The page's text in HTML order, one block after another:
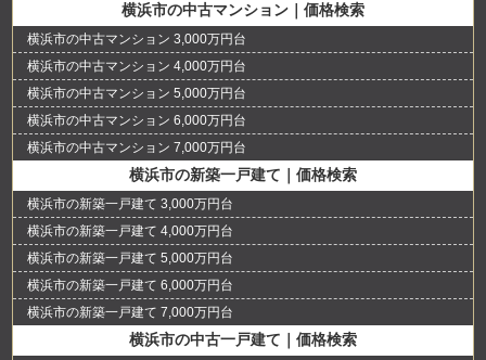
横浜市の中古マンション｜価格検索
横浜市の中古マンション 3,000万円台
横浜市の中古マンション 4,000万円台
横浜市の中古マンション 5,000万円台
横浜市の中古マンション 6,000万円台
横浜市の中古マンション 7,000万円台
横浜市の新築一戸建て｜価格検索
横浜市の新築一戸建て 3,000万円台
横浜市の新築一戸建て 4,000万円台
横浜市の新築一戸建て 5,000万円台
横浜市の新築一戸建て 6,000万円台
横浜市の新築一戸建て 7,000万円台
横浜市の中古一戸建て｜価格検索